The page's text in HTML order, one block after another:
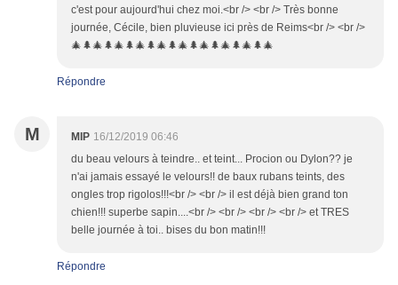
c'est pour aujourd'hui chez moi.<br /> <br /> Très bonne
journée, Cécile, bien pluvieuse ici près de Reims<br /> <br />
🎄🌲🎄🌲🎄🌲🎄🌲🎄🌲🎄🌲🎄🌲🎄🌲🎄🌲🎄
Répondre
M MIP 16/12/2019 06:46
du beau velours à teindre.. et teint... Procion ou Dylon?? je
n'ai jamais essayé le velours!! de baux rubans teints, des
ongles trop rigolos!!!<br /> <br /> il est déjà bien grand ton
chien!!! superbe sapin....<br /> <br /> <br /> <br /> et TRES
belle journée à toi.. bises du bon matin!!!
Répondre